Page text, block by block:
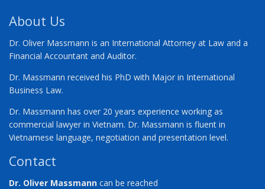
About Us
Dr. Oliver Massmann is an International Attorney at Law and a
Financial Accountant and Auditor.
Dr. Massmann received his PhD with Major in International
Business Law.
Dr. Massmann has over 20 years experience working as
commercial lawyer in Vietnam. Dr. Massmann is fluent in
Vietnamese language, negotiation and presentation level.
Contact
Dr. Oliver Massmann can be reached